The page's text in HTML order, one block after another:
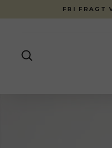
til
FRI FRAGT